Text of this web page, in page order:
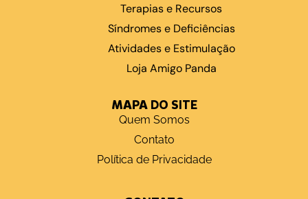
Terapias e Recursos
Síndromes e Deficiências
Atividades e Estimulação
Loja Amigo Panda
MAPA DO SITE
Quem Somos
Contato
Política de Privacidade